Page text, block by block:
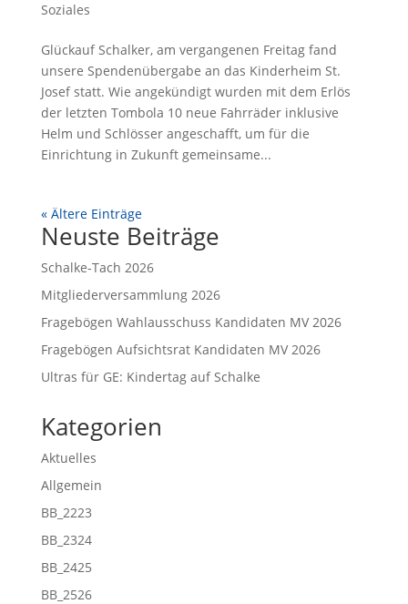
Soziales
Glückauf Schalker, am vergangenen Freitag fand
unsere Spendenübergabe an das Kinderheim St.
Josef statt. Wie angekündigt wurden mit dem Erlös
der letzten Tombola 10 neue Fahrräder inklusive
Helm und Schlösser angeschafft, um für die
Einrichtung in Zukunft gemeinsame...
« Ältere Einträge
Neuste Beiträge
Schalke-Tach 2026
Mitgliederversammlung 2026
Fragebögen Wahlausschuss Kandidaten MV 2026
Fragebögen Aufsichtsrat Kandidaten MV 2026
Ultras für GE: Kindertag auf Schalke
Kategorien
Aktuelles
Allgemein
BB_2223
BB_2324
BB_2425
BB_2526